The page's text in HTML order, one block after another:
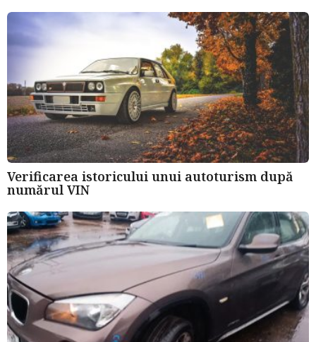
Verificarea istoricului unui autoturism după
numărul VIN